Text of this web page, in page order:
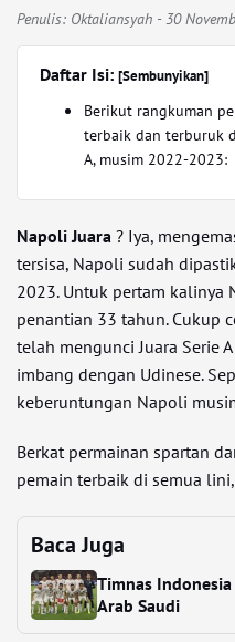
Penulis: Oktaliansyah - 30
Daftar Isi: [Sembunyikan]
Berikut rangkuman
terbaik dan terburuk
A, musim 2022-2023:
Napoli Juara ? Iya,
tersisa, Napoli sudah
2023. Untuk pertam kalinya
penantian 33 tahun. Cukup
telah mengunci Juara Serie
imbang dengan Udinese.
keberuntungan Napoli
Berkat permainan spartan
pemain terbaik di semua
Baca Juga
Timnas
Arab Saudi